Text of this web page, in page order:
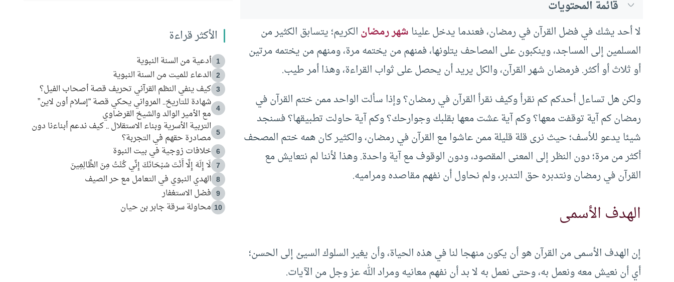
قائمة المحتويات
لا أحد يشك في فضل القرآن في رمضان، فعندما يدخل عليناشهر رمضانالكريم؛ يتسابق الكثير من
المسلمين إلى المساجد، وينكبون على المصاحف يتلونها، فمنهم من يختمه مرة، ومنهم من يختمه مرتين
أو ثلاث أو أكثر. فرمضان شهر القرآن، والكل يريد أن يحصل على ثواب القراءة، وهذا أمر طيب.
ولكن هل تساءل أحدكم كم نقرأ وكيف نقرأ القرآن في رمضان؟ وإذا سألت الواحد ممن ختم القرآن في
رمضان كم آية توقفت معها؟ وكم آية عشت معها بقلبك وجوارحك؟ وكم آية حاولت تطبيقها؟ فسنجد
شيئا يدعو للأسف؛ حيث نرى قلة قليلة ممن عاشوا مع القرآن في رمضان، والكثير كان همه ختم المصحف
أكثر من مرة؛ دون النظر إلى المعنى المقصود، ودون الوقوف مع آية واحدة. وهذا لأننا لم نتعايش مع
القرآن في رمضان ونتدبره حق التدبر، ولم نحاول أن نفهم مقاصده ومراميه.
الهدف الأسمى
إن الهدف الأسمى من القرآن هو أن يكون منهجا لنا في هذه الحياة، وأن يغير السلوك السيئ إلى الحسن؛
أي أن نعيش معه ونعمل به، وحتى نعمل به لا بد أن نفهم معانيه ومراد الله عز وجل من الآيات.
الأكثر قراءة
1 أدعية من السنة النبوية
2 الدعاء للميت من السنة النبوية
3 كيف ينفي النظم القرآني تحريف قصة أصحاب الفيل؟
4
شهادة للتاريخ.. المرواني يحكي قصة “إسلام أون لاين”
مع الأمير الوالد والشيخ القرضاوي
5
التربية الأسرية وبناء الاستقلال .. كيف ندعم أبناءنا دون
مصادرة حقهم في التجربة؟
6 خلافات زوجية في بيت النبوة
7 لَا إِلَهَ إِلَّا أَنْتَ سُبْحَانَكَ إِنِّي كُنْتُ مِنَ الظَّالِمِينَ
8 الهدي النبوي في التعامل مع حر الصيف
9 فضل الاستغفار
10 محاولة سرقة جابر بن حيان